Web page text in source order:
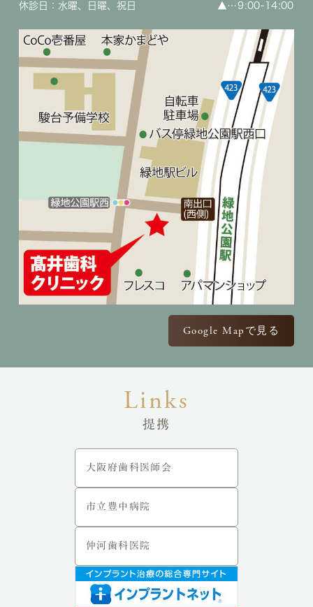
休診日：水曜、日曜、祝日 ▲…9:00-14:00
Google Mapで見る
提携
大阪府歯科医師会
市立豊中病院
仲河歯科医院